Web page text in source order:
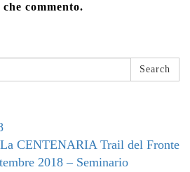
commento.
Search
CENTENARIA Trail del Fronte
2018 – Seminario